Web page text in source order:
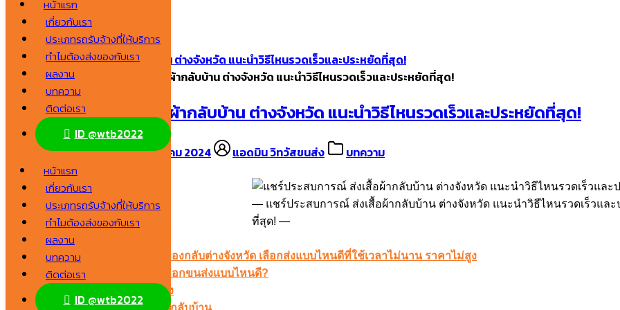
หน้าแรก
เกี่ยวกับเรา
ประเภทรถรับจ้างที่ให้บริการ
ทำไมต้องส่งของกับเรา
ผลงาน
บทความ
ติดต่อเรา
ID @wtb2022
หน้าแรก
เกี่ยวกับเรา
ประเภทรถรับจ้างที่ให้บริการ
ทำไมต้องส่งของกับเรา
ผลงาน
บทความ
ติดต่อเรา
ID @wtb2022
Search
for:
แชร์ประสบการณ์ ส่งเสื้อผ้ากลับบ้าน ต่างจังหวัด แนะนำวิธีไหนรวดเร็วและประหยัดที่สุด!
หน้าแรก /แชร์ประสบการณ์ ส่งเสื้อผ้ากลับบ้าน ต่างจังหวัด แนะนำวิธีไหนรวดเร็วและประหยัดที่สุด!
แชร์ประสบการณ์ ส่งเสื้อผ้ากลับบ้าน ต่างจังหวัด แนะนำวิธีไหนรวดเร็วและประหยัดที่สุด!
20 พฤษภาคม 202420 พฤษภาคม 2024 แอดมิน วิทวัสขนส่ง บทความ
แชร์ประสบการณ์ ส่งเสื้อผ้ากลับบ้าน ต่างจังหวัด แนะนำวิธีไหนรวดเร็วและ
ที่สุด!
เลือกอ่าน ซ่อน
1. แนะนำวิธีส่งเสื้อผ้ากลับบ้าน ส่งของกลับต่างจังหวัด เลือกส่งแบบไหนดีที่ใช้เวลาไม่นาน ราคาไม่สูง
2. วิธีเส่งของกลับต่างจังหวัด ควรเลือกขนส่งแบบไหนดี?
2.1 ตรวจสอบสิ่งของที่ต้องการจะส่ง
2.2 เช็กขนส่งที่ต้องการจะส่งเสื้อผ้ากลับบ้าน